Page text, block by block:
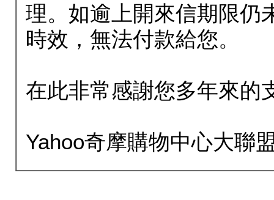
理。如逾上開來信期限仍
時效，無法付款給您。
在此非常感謝您多年來的
Yahoo奇摩購物中心大